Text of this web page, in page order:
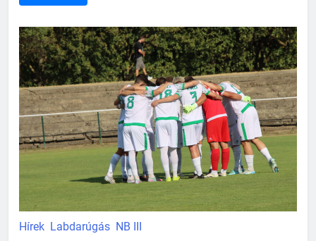
Hírek Labdarúgás NB III